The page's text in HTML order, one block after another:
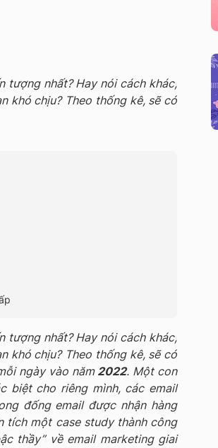
tượng nhất? Hay nói cách khác,
khó chịu? Theo thống kê, sẽ có
tượng nhất? Hay nói cách khác,
khó chịu? Theo thống kê, sẽ có
ngày vào năm2022. Một con
biệt cho riêng mình, các email
đống email được nhận hàng
tích một case study thành công
thầy” về email marketing giai